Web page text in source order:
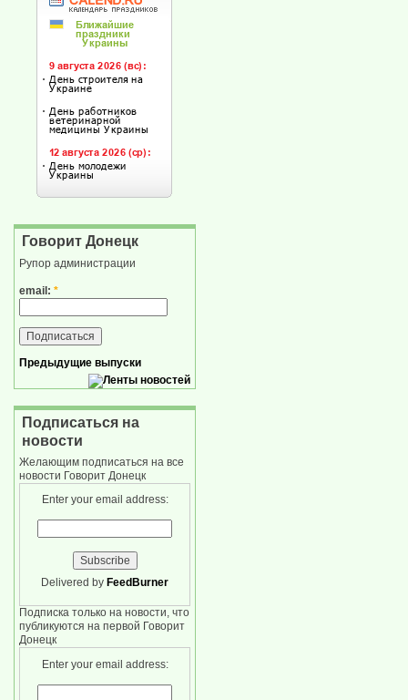
Говорит Донецк
Рупор администрации
email: *
Предыдущие выпуски
Подписаться на
новости
Желающим подписаться на все
новости Говорит Донецк
Enter your email address:
Delivered by FeedBurner
Подписка только на новости, что
публикуются на первой Говорит
Донецк
Enter your email address: